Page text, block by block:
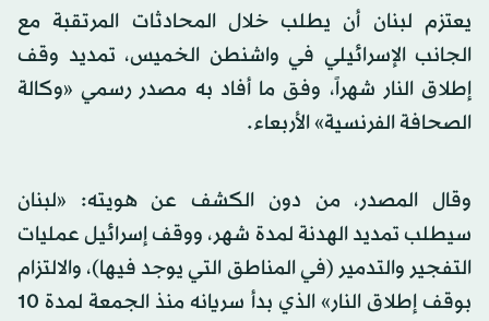
يعتزم لبنان أن يطلب خلال المحادثات المرتقبة مع
الجانب الإسرائيلي في واشنطن الخميس، تمديد وقف
إطلاق النار شهراً، وفق ما أفاد به مصدر رسمي «وكالة
الصحافة الفرنسية» الأربعاء.
وقال المصدر، من دون الكشف عن هويته: «لبنان
سيطلب تمديد الهدنة لمدة شهر، ووقف إسرائيل عمليات
التفجير والتدمير (في المناطق التي يوجد فيها)، والالتزام
بوقف إطلاق النار» الذي بدأ سريانه منذ الجمعة لمدة 10